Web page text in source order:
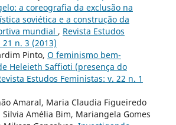
a coreografia da exclusão na
soviética e a construção da
mundial , Revista Estudos
n. 3 (2013)
Pinto, O feminismo bem-
Heleieth Saffioti (presença do
Estudos Feministas: v. 22 n. 1
Amaral, Maria Claudia Figueiredo
Silvia Amélia Bim, Mariangela Gomes